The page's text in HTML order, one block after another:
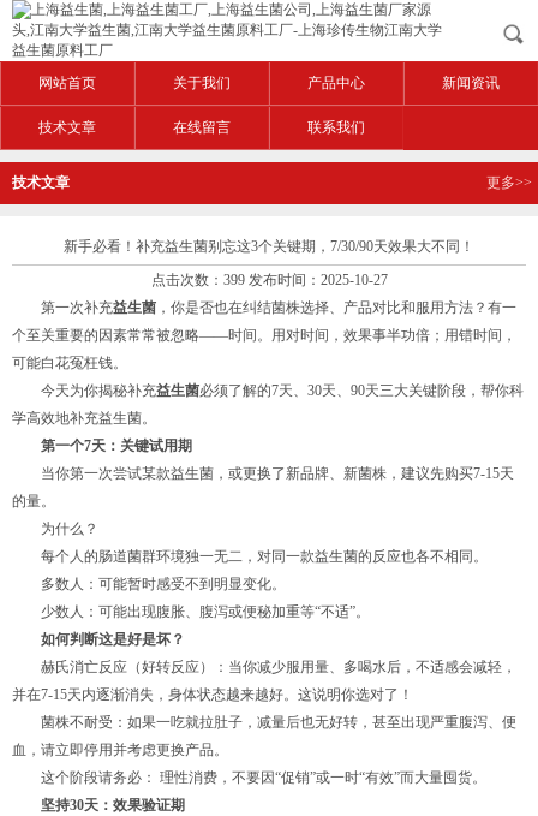
网站首页 关于我们 产品中心 新闻资讯
技术文章 在线留言 联系我们
技术文章 更多>>
新手必看！补充益生菌别忘这3个关键期，7/30/90天效果大不同！
点击次数：399 发布时间：2025-10-27
第一次补充益生菌 ，你是否也在纠结菌株选择、产品对比和服用方法？有一
个至关重要的因素常常被忽略——时间。用对时间，效果事半功倍；用错时间，
可能白花冤枉钱。
今天为你揭秘补充益生菌必须了解的7天、30天、90天三大关键阶段，帮你科
学高效地补充益生菌。
第一个7天：关键试用期
当你第一次尝试某款益生菌，或更换了新品牌、新菌株，建议先购买7-15天
的量。
为什么？
每个人的肠道菌群环境独一无二，对同一款益生菌的反应也各不相同。
多数人：可能暂时感受不到明显变化。
少数人：可能出现腹胀、腹泻或便秘加重等“不适”。
如何判断这是好是坏？
赫氏消亡反应（好转反应）：当你减少服用量、多喝水后，不适感会减轻，
并在7-15天内逐渐消失，身体状态越来越好。这说明你选对了！
菌株不耐受：如果一吃就拉肚子，减量后也无好转，甚至出现严重腹泻、便
血，请立即停用并考虑更换产品。
这个阶段请务必： 理性消费，不要因“促销”或一时“有效”而大量囤货。
坚持30天：效果验证期